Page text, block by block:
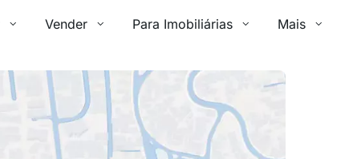
Vender Para Imobiliárias Mais